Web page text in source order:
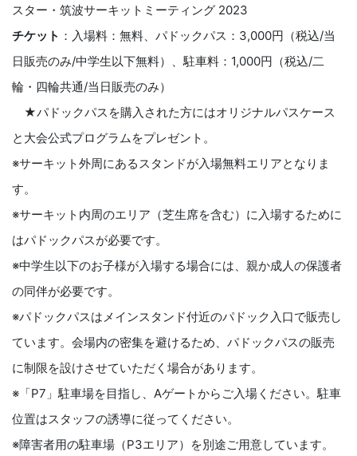
スター・筑波サーキットミーティング 2023
チケット ：入場料：無料、パドックパス：3,000円（税込/当
日販売のみ/中学生以下無料）、駐車料：1,000円（税込/二
輪・四輪共通/当日販売のみ）
★パドックパスを購入された方にはオリジナルパスケース
と大会公式プログラムをプレゼント。
※サーキット外周にあるスタンドが入場無料エリアとなりま
す。
※サーキット内周のエリア（芝生席を含む）に入場するために
はパドックパスが必要です。
※中学生以下のお子様が入場する場合には、親か成人の保護者
の同伴が必要です。
※パドックパスはメインスタンド付近のパドック入口で販売し
ています。会場内の密集を避けるため、パドックパスの販売
に制限を設けさせていただく場合があります。
※「P7」駐車場を目指し、Aゲートからご入場ください。駐車
位置はスタッフの誘導に従ってください。
※障害者用の駐車場（P3エリア）を別途ご用意しています。